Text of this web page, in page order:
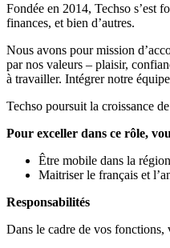
Fondée en 2014, Techso s’est
finances, et bien d’autres.
Nous avons pour mission
par nos valeurs – plaisir,
à travailler. Intégrer notre
Techso poursuit la croissance
Pour exceller dans ce rôle,
Être mobile dans la
Maitriser le français et
Responsabilités
Dans le cadre de vos fonctions,